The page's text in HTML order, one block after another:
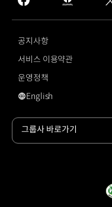
facebook
hmg
journal
공지사항
서비스 이용약관
운영정책
#레이 EV
English
그룹사 바로가기